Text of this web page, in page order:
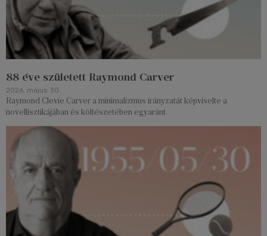
88 éve született Raymond Carver
2026. május 30.
Raymond Clevie Carver a minimalizmus irányzatát képviselte a
novellisztikájában és költészetében egyaránt.